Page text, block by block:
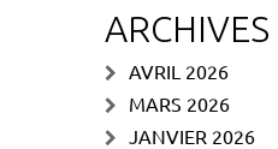
ARCHIVES
AVRIL 2026
MARS 2026
JANVIER 2026